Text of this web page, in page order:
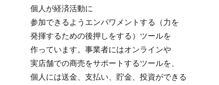
個人が​経済活動に​
参加できるようエンパワメントする​（力を​
発揮する​ための​後押しを​する）​ツールを​
作っています。​事業者には​オンラインや​
実店舗での​商売を​サポートする​ツールを、​
個人には​送金、​支払い、​貯金、​投資が​できる​